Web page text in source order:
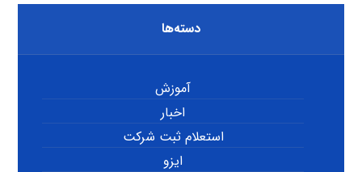
دسته‌ها
آموزش
اخبار
استعلام ثبت شرکت
ایزو